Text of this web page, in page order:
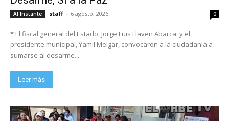
Al Instante staff - 6 agosto, 2026 0
* El fiscal general del Estado, Jorge Luis Llaven Abarca, y el
presidente municipal, Yamil Melgar, convocaron a la ciudadanía a
sumarse al desarme...
Leer más